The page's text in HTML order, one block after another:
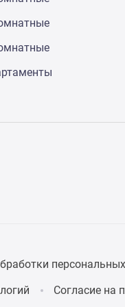
Согласие на